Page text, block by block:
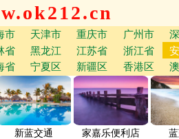
市 天津市 重庆市 广州市
省 黑龙江 江苏省 浙江省
省 宁夏区 新疆区 香港区
新蓝交通 家嘉乐便利店